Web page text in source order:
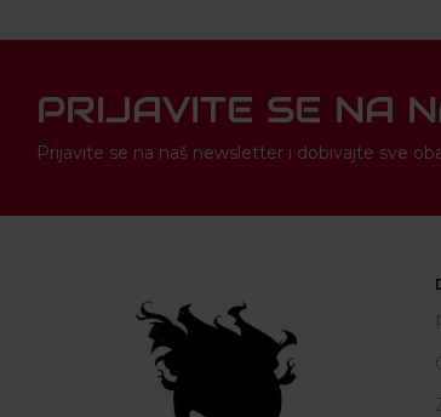
PRIJAVITE SE NA
Prijavite se na naš newsletter i dobivajte sve